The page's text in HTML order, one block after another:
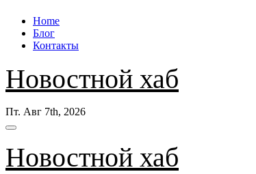
Перейти
содержанию
Home
Блог
Контакты
Новостной хаб
Пт. Авг 7th, 2026
Новостной хаб